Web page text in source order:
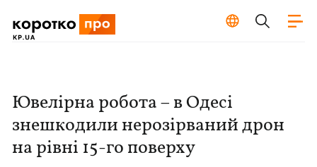
Ювелірна робота – в Одесі
знешкодили нерозірваний дрон
на рівні 15-го поверху